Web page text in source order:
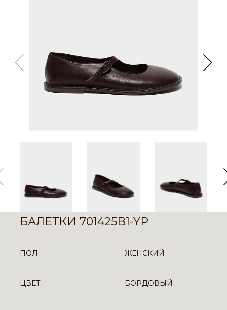
БАЛЕТКИ 701425B1-YP
ПОЛ ЖЕНСКИЙ
ЦВЕТ БОРДОВЫЙ